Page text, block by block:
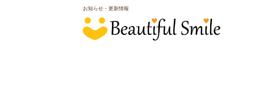
お知らせ・更新情報